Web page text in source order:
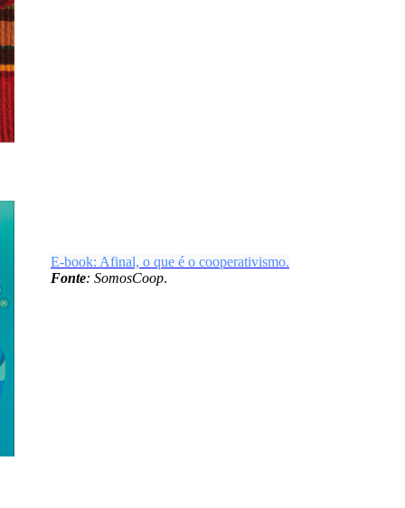
E-book: Afinal, o que é o cooperativismo.
Fonte: SomosCoop.